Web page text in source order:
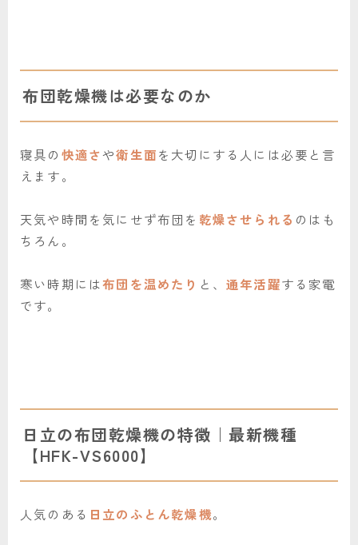
布団乾燥機は必要なのか
寝具の 快適さや衛生面を大切にする人には必要と言
えます。
天気や時間を気にせず布団を 乾燥させられる のはも
ちろん。
寒い時期には布団を温めたり と、通年活躍する家電
です。
日立の布団乾燥機の特徴｜最新機種
【HFK-VS6000】
人気のある 日立のふとん乾燥機。